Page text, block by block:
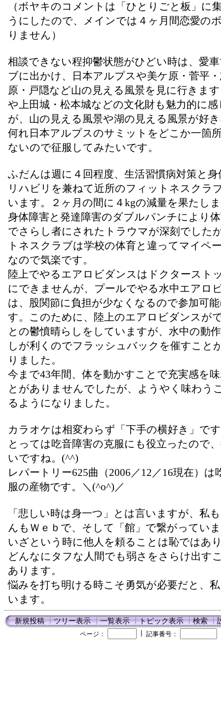
（ボヤキのコメントは「ひとりごと板」に
うにしたので、メインでは４ヶ月間恋愛の
りません）
相談できない程抑鬱状態がひどい時は、愛
ブに出かけ、日本アルプスや美ケ原・菅平
原・戸隠など山の見える風景を見に行きま
や上田城・松本城などの文化財も魅力的に
が、山の見える風景や湖の見える風景が好
何れ日本アルプスのサミットをどこか一箇
ないので征服してみたいです。
ふだんは週に４回程度、生活習慣病対策と身
リハビリを兼ねて近所のフィットネスクラ
います。２ヶ月の間に４kgの減量を果たし
身体障害と発達障害のダブルパンチにより
でさらし者にされたトラウマが深刻でした
トネスクラブは学校の体育と違ってマイペ
なので気楽です。
陸上でやるエアロビダンスはドクタースト
にできませんが、プールでやる水中エアロ
は、股関節に負担が少なくなるので参加可
す。このために、陸上のエアロビダンスが
との鬱憤晴らしをしていますが、水中の動
しが利くのでフラッシュバックを催すこと
りました。
今まで43年間、体を動かすことで充実感を
とがありませんでしたが、ようやく味わう
るようになりました。
カラオケは相変わらず「下手の横好き」で
とっては吃音障害の克服にも役立ったので
いですね。(^^)
レパートリー625曲（2006／12／16現在）は
服の産物です。＼(^o^)／
「悲しい時は身一つ」とは言いますが、私
んもＷｅｂで、そして「館」で繋がってい
いざという時に他人を頼ることは恥ではあ
どんなにタフな人間でも弱さをさらけ出す
あります。
悩みを打ち明ける時こそ勇気が必要だと、
います。
新規投稿┃ツリー表示┃一覧表示┃トピック表示┃検索┃
ページ： 記事番号：